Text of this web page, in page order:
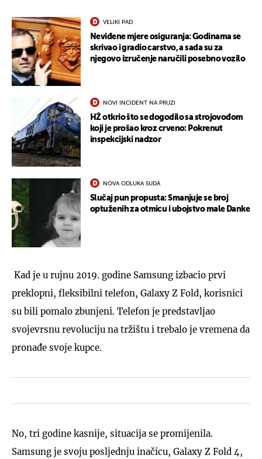
VELIKI PAD
Neviđene mjere osiguranja: Godinama se
skrivao i gradio carstvo, a sada su za
njegovo izručenje naručili posebno vozilo
NOVI INCIDENT NA PRUZI
HŽ otkrio što se dogodilo sa strojovođom
koji je prošao kroz crveno: Pokrenut
inspekcijski nadzor
NOVA ODLUKA SUDA
Slučaj pun propusta: Smanjuje se broj
optuženih za otmicu i ubojstvo male Danke
Kad je u rujnu 2019. godine Samsung izbacio prvi
preklopni, fleksibilni telefon, Galaxy Z Fold, korisnici
su bili pomalo zbunjeni. Telefon je predstavljao
svojevrsnu revoluciju na tržištu i trebalo je vremena da
pronađe svoje kupce.
No, tri godine kasnije, situacija se promijenila.
Samsung je svoju posljednju inačicu, Galaxy Z Fold 4,